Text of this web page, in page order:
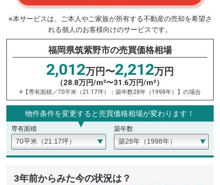
※本サービスは、ご本人やご家族が所有する不動産の売却を希望さ
れる個人のお客様向けのサービスです。
福岡県筑紫野市の売買価格相場
2,012万円〜2,212万円
（28.8万円/m²〜31.6万円/m²）
※【専有面積／70平米（21.17坪）：築年数28年（1998年）】の場合
物件条件を変更すると売買価格相場が変わります！
専有面積 築年数
3年前からみた今の状況は？